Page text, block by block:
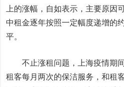
上的涨幅，自如表示，主要原因
中租金逐年按照一定幅度递增的
平。
不止涨租问题，上海疫情期间
租客每月两次的保洁服务，和租